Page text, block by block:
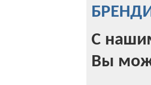
С
Вы